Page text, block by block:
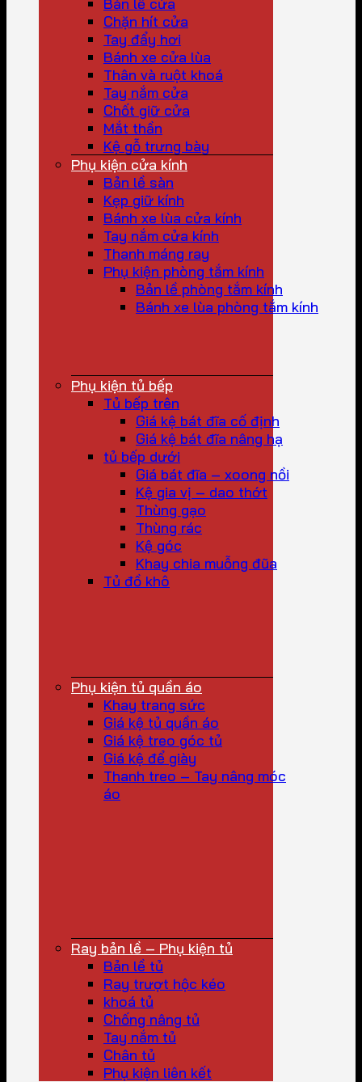
Chặn hít cửa
Tay đẩy hơi
Bánh xe cửa lùa
Thân và ruột khoá
Tay nắm cửa
Chốt giữ cửa
Mắt thần
Kệ gỗ trưng bày
Phụ kiện cửa kính
Bản lề sàn
Kẹp giữ kính
Bánh xe lùa cửa kính
Tay nắm cửa kính
Thanh máng ray
Phụ kiện phòng tắm kính
Bản lề phòng tắm kính
Bánh xe lùa phòng tắm kính
Phụ kiện tủ bếp
Tủ bếp trên
Giá kệ bát đĩa cố định
Giá kệ bát đĩa nâng hạ
tủ bếp dưới
Giá bát đĩa – xoong nồi
Kệ gia vị – dao thớt
Thùng gạo
Thùng rác
Kệ góc
Khay chia muỗng đũa
Tủ đồ khô
Phụ kiện tủ quần áo
Khay trang sức
Giá kệ tủ quần áo
Giá kệ treo góc tủ
Giá kệ để giày
Thanh treo – Tay nâng móc
áo
Ray bản lề – Phụ kiện tủ
Bản lề tủ
Ray trượt hộc kéo
khoá tủ
Chống nâng tủ
Tay nắm tủ
Chân tủ
Phụ kiện liên kết